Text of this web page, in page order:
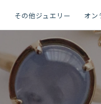
その他ジュエリー オン